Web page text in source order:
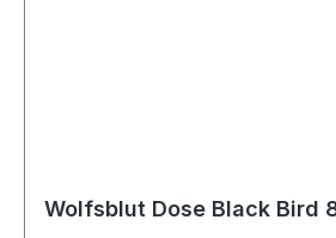
Wolfsblut Dose Black Bird